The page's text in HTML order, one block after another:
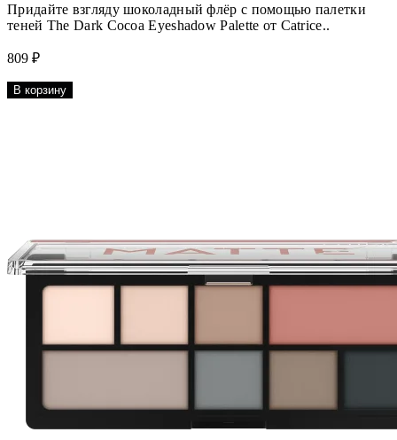
Придайте взгляду шоколадный флёр с помощью палетки
теней The Dark Cocoa Eyeshadow Palette от Catrice..
809 ₽
В корзину